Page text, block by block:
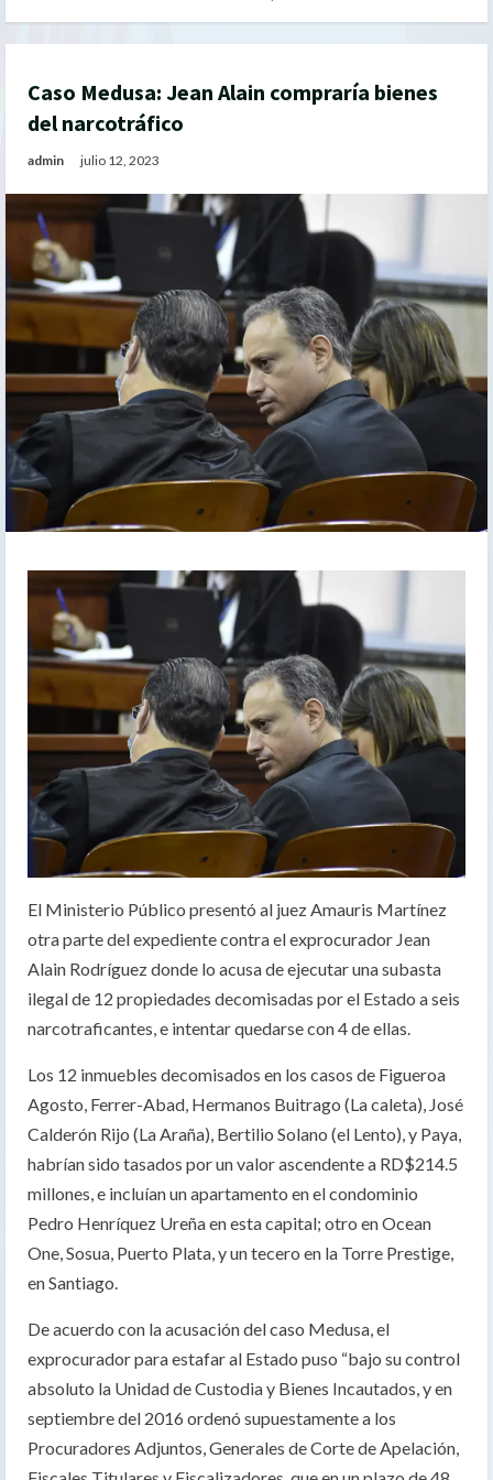
Caso Medusa: Jean Alain compraría bienes
del narcotráfico
admin julio 12, 2023
El Ministerio Público presentó al juez Amauris Martínez
otra parte del expediente contra el exprocurador Jean
Alain Rodríguez donde lo acusa de ejecutar una subasta
ilegal de 12 propiedades decomisadas por el Estado a seis
narcotraficantes, e intentar quedarse con 4 de ellas.
Los 12 inmuebles decomisados en los casos de Figueroa
Agosto, Ferrer-Abad, Hermanos Buitrago (La caleta), José
Calderón Rijo (La Araña), Bertilio Solano (el Lento), y Paya,
habrían sido tasados por un valor ascendente a RD$214.5
millones, e incluían un apartamento en el condominio
Pedro Henríquez Ureña en esta capital; otro en Ocean
One, Sosua, Puerto Plata, y un tecero en la Torre Prestige,
en Santiago.
De acuerdo con la acusación del caso Medusa, el
exprocurador para estafar al Estado puso “bajo su control
absoluto la Unidad de Custodia y Bienes Incautados, y en
septiembre del 2016 ordenó supuestamente a los
Procuradores Adjuntos, Generales de Corte de Apelación,